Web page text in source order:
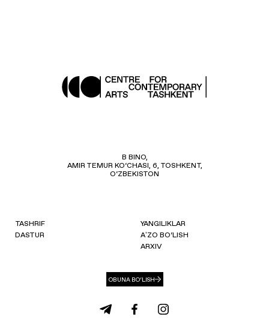
B BINO,
AMIR TEMUR KO‘CHASI, 6, TOSHKENT,
O‘ZBEKISTON
TASHRIF
DASTUR
YANGILIKLAR
AʼZO BO‘LISH
ARXIV
OBUNA BO‘LISH